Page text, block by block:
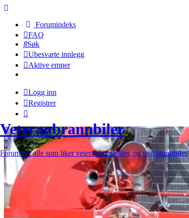
Forumindeks
FAQ
Søk
Ubesvarte innlegg
Aktive emner
Logg inn
Registrer
Veteranbrannbiler
Forum for alle som liker veteranbrannbiler, og nye brannbiler.